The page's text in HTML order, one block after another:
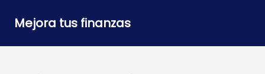
Mejora tus finanzas